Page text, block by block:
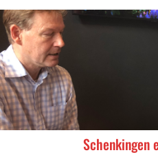
Schenkingen